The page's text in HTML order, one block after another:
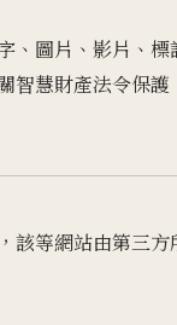
、圖片、影片、
智慧財產法令保
該等網站由第三